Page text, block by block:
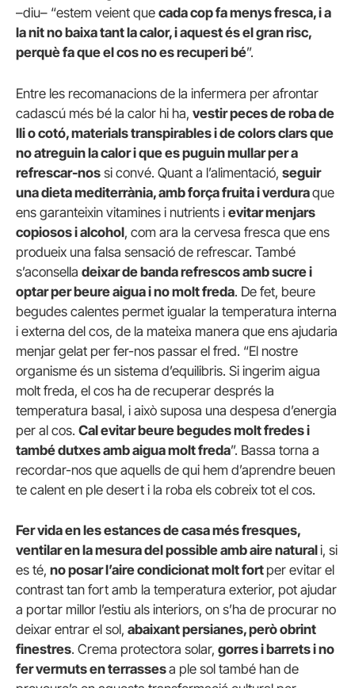
–diu– “estem veient que cada cop fa menys fresca, i a
la nit no baixa tant la calor, i aquest és el gran risc,
perquè fa que el cos no es recuperi bé”.
Entre les recomanacions de la infermera per afrontar
cadascú més bé la calor hi ha, vestir peces de roba de
lli o cotó, materials transpirables i de colors clars que
no atreguin la calor i que es puguin mullar per a
refrescar-nos si convé. Quant a l’alimentació, seguir
una dieta mediterrània, amb força fruita i verduraque
ens garanteixin vitamines i nutrients i evitar menjars
copiosos i alcohol, com ara la cervesa fresca que ens
produeix una falsa sensació de refrescar. També
s’aconsella deixar de banda refrescos amb sucre i
optar per beure aigua i no molt freda. De fet, beure
begudes calentes permet igualar la temperatura interna
i externa del cos, de la mateixa manera que ens ajudaria
menjar gelat per fer-nos passar el fred. “El nostre
organisme és un sistema d’equilibris. Si ingerim aigua
molt freda, el cos ha de recuperar després la
temperatura basal, i això suposa una despesa d’energia
per al cos. Cal evitar beure begudes molt fredes i
també dutxes amb aigua molt freda”. Bassa torna a
recordar-nos que aquells de qui hem d’aprendre beuen
te calent en ple desert i la roba els cobreix tot el cos.
Fer vida en les estances de casa més fresques,
ventilar en la mesura del possible amb aire naturali, si
es té, no posar l’aire condicionat molt fort per evitar el
contrast tan fort amb la temperatura exterior, pot ajudar
a portar millor l’estiu als interiors, on s’ha de procurar no
deixar entrar el sol, abaixant persianes, però obrint
finestres. Crema protectora solar, gorres i barrets i no
fer vermuts en terrassesa ple sol també han de